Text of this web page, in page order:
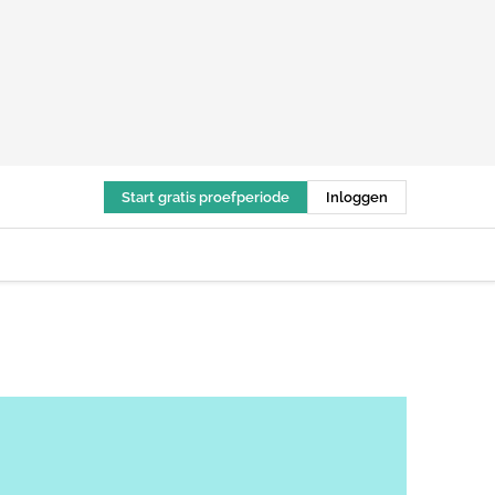
Start gratis proefperiode Inloggen